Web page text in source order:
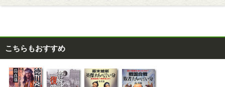
こちらもおすすめ